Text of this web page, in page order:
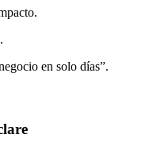
en solo días”.